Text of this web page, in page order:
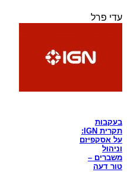
עדי פרל
בעקבות
תקרית IGN:
על אסקפיזם
וניהול
משברים –
טור דעה